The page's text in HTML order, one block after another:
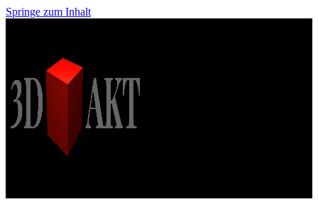
Springe zum Inhalt